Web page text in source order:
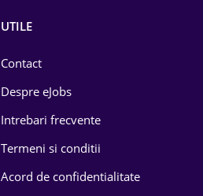
UTILE
Contact
Despre eJobs
Intrebari frecvente
Termeni si conditii
Acord de confidentialitate